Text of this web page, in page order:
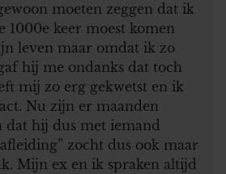
moeten zeggen dat ik
1000e keer moest komen
leven maar omdat ik zo
hij me ondanks dat toch
mij zo erg gekwetst en ik
Nu zijn er maanden
dat hij dus met iemand
zocht dus ook maar
Mijn ex en ik spraken altijd